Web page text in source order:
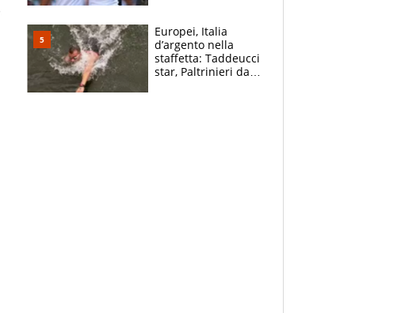
agli US Open
Europei, Italia
d’argento nella
staffetta: Taddeucci
star, Paltrinieri da